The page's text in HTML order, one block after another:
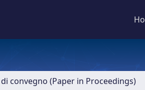
convegno (Paper in Proceedings)